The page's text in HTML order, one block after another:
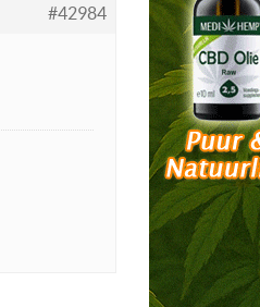
#42984